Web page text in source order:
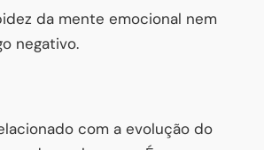
da mente emocional nem
negativo.
com a evolução do